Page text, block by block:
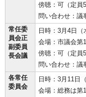
傍聴：可（定員5
問い合わせ：議
常任委
員会正
副委員
長会議
日時：3月4日
会場：市議会第
傍聴：可（定員5
問い合わせ：議
各常任
委員会
日時：3月11日
会場：総務は第